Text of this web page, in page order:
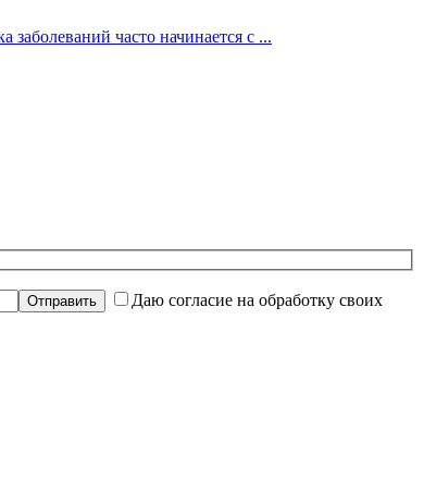
заболеваний часто начинается с ...
Даю согласие на обработку своих